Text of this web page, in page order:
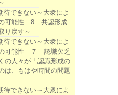
待できない～大衆によ
の可能性 8 共認形成
り戻す～
待できない～大衆によ
可能性 ７ 認識欠乏
の人々が「認識形成の
は、もはや時間の問題
待できない～大衆によ